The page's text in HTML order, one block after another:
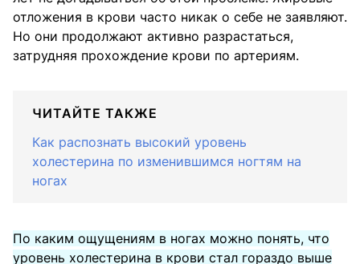
отложения в крови часто никак о себе не заявляют.
Но они продолжают активно разрастаться,
затрудняя прохождение крови по артериям.
ЧИТАЙТЕ ТАКЖЕ
Как распознать высокий уровень
холестерина по изменившимся ногтям на
ногах
По каким ощущениям в ногах можно понять, что
уровень холестерина в крови стал гораздо выше